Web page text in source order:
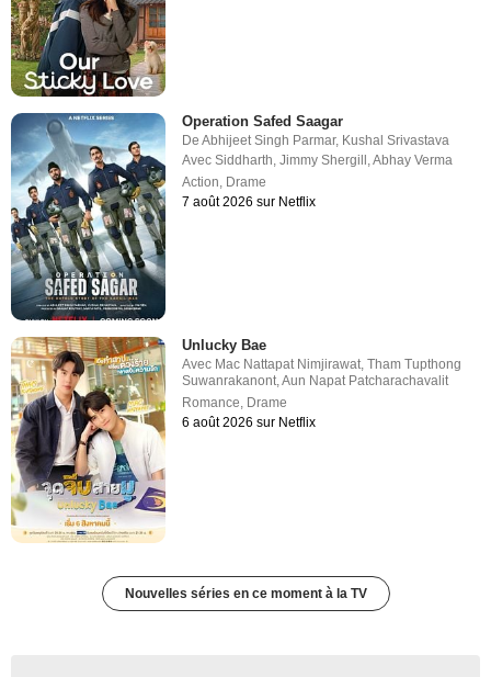
Operation Safed Saagar
DeAbhijeet Singh Parmar, Kushal Srivastava
AvecSiddharth,Jimmy Shergill ,Abhay Verma
Action, Drame
7 août 2026 sur Netflix
Unlucky Bae
Avec Mac Nattapat Nimjirawat ,Tham Tupthong
Suwanrakanont ,Aun Napat Patcharachavalit
Romance Drame
6 août 2026 sur Netflix
Nouvelles séries en ce moment à la TV